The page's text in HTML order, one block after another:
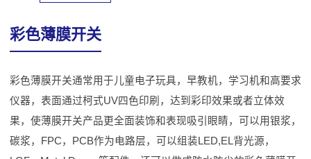
彩色薄膜开关
彩色薄膜开关通常用于儿童电子玩具，早教机，学习机和高要求
仪器，表面通过柯式UV四色印刷，达到彩印效果或者立体效
果，使薄膜开关产品更全面装饰和表现吸引眼睛，可以用银浆，
碳浆，FPC，PCB作为电路层，可以组装LED,EL背光源，